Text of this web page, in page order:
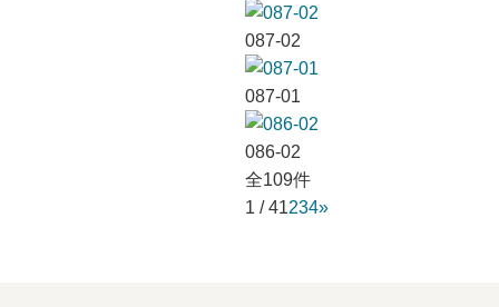
087-02
087-01
086-02
全109件
1 / 41234»